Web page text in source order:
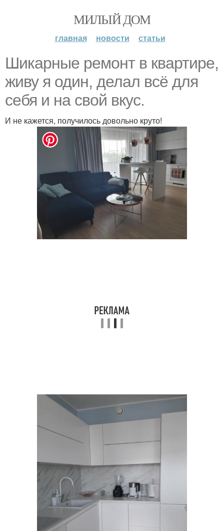
МИЛЫЙ ДОМ
главная новости статьи
Шикарные ремонт в квартире,
живу я один, делал всё для
себя и на свой вкус.
И не кажется, получилось довольно круто!